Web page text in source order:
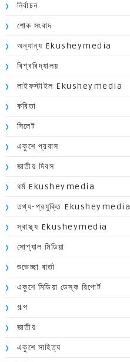
নির্বাচন
শোক সংবাদ
অন্যান্য Ekusheymedia
বিশ্ববিদ্যালয়
লাইফস্টাইল Ekusheymedia
কবিতা
সিলেট
একুশে প্রবাস
জাতীয় দিবস
ধর্ম Ekusheymedia
তথ্য-প্রযুক্তি Ekusheymedia
স্বাস্থ্য Ekusheymedia
সোশ্যাল মিডিয়া
শুভেচ্ছা বার্তা
একুশে মিডিয়া ডেস্ক রিপোর্ট
গল্প
জাতীয়
একুশে সাহিত্য